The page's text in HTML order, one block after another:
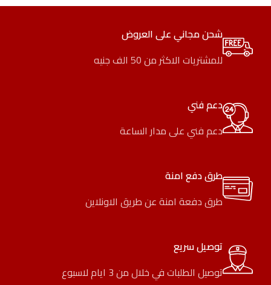
شحن مجاني على العروض
للمشتريات الاكثر من 50 الف جنيه
دعم فني
دعم فني على مدار الساعة
طرق دفع امنة
طرق دفعة امنة عن طريق الاونلاين
توصيل سريع
توصيل الطلبات في خلال من 3 ايام لاسبوع